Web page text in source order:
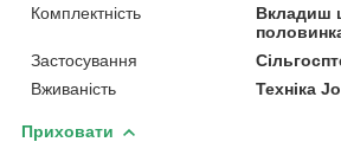
Комплектність
Вкладиш
Застосування
Вживаність
Техніка
Приховати